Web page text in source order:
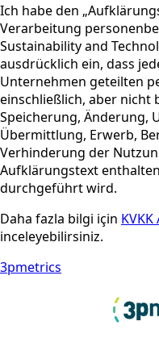
Ich habe den
Verarbeitung
Sustainability and
ausdrücklich ein, dass
Unternehmen geteilten
einschließlich, aber nicht
Speicherung, Änderung,
Übermittlung, Erwerb,
Verhinderung der
Aufklärungstext
durchgeführt wird.
Daha fazla bilgi için
inceleyebilirsiniz.
3pmetrics